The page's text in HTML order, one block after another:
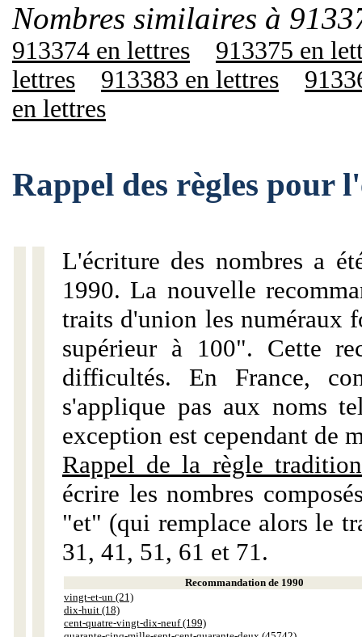
Nombres similaires à
913374 en lettres
913375 en
lettres
913383 en lettres
en lettres
Rappel des règles pour
L'écriture des nombres a
1990. La nouvelle
traits d'union les numéraux
supérieur à 100". Cette
difficultés. En France,
s'applique pas aux noms
exception est cependant de
Rappel de la règle
écrire les nombres
"et" (qui remplace alors le
31, 41, 51, 61 et 71.
Recommandation de 1990
vingt-et-un (21)
dix-huit (18)
cent-quatre-vingt-dix-neuf (199)